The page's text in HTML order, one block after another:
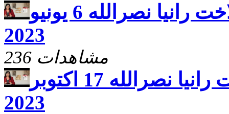
يارب ارحم مع الاخت رانيا نصرالله 6 يونيو
2023
236 مشاهدات
يارب ارحم مع الاخت رانيا نصرالله 17 اكتوبر
2023